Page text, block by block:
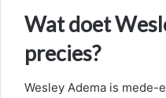
Wat doet
precies?
Wesley Adema is mede-